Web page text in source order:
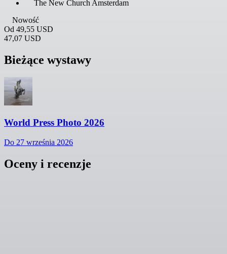
The New Church Amsterdam
Nowość
Od 49,55 USD
47,07 USD
Bieżące wystawy
World Press Photo 2026
Do 27 września 2026
Oceny i recenzje